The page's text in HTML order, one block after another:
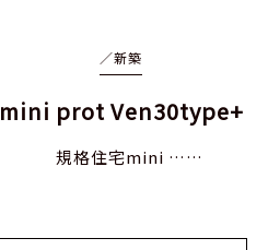
／新築
mini prot Ven30type+
規格住宅mini ……